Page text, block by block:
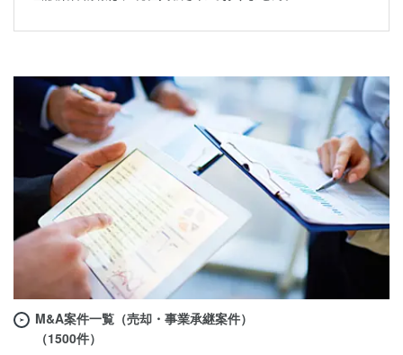
M&A案件一覧（売却・事業承継案件）
（1500件）